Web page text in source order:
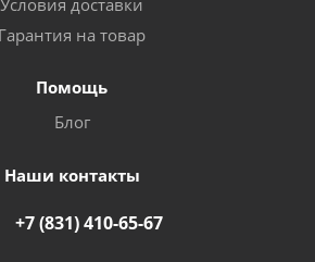
Условия доставки
Гарантия на товар
Помощь
Блог
Наши контакты
+7 (831) 410-65-67